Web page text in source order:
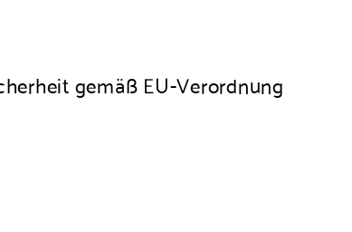
gemäß EU-Verordnung